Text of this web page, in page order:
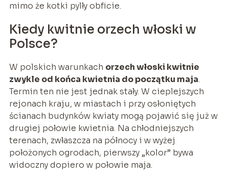
mimo że kotki pylły obficie.
Kiedy kwitnie orzech włoski w
Polsce?
W polskich warunkach orzech włoski kwitnie
zwykle od końca kwietnia do początku maja.
Termin ten nie jest jednak stały. W cieplejszych
rejonach kraju, w miastach i przy osłoniętych
ścianach budynków kwiaty mogą pojawić się już w
drugiej połowie kwietnia. Na chłodniejszych
terenach, zwłaszcza na północy i w wyżej
położonych ogrodach, pierwszy „kolor” bywa
widoczny dopiero w połowie maja.